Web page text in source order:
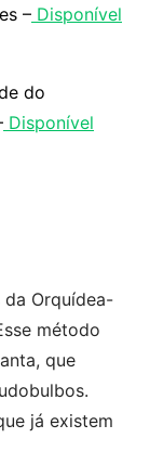
– Disponível
do
Disponível
Orquídea-
método
que
já existem